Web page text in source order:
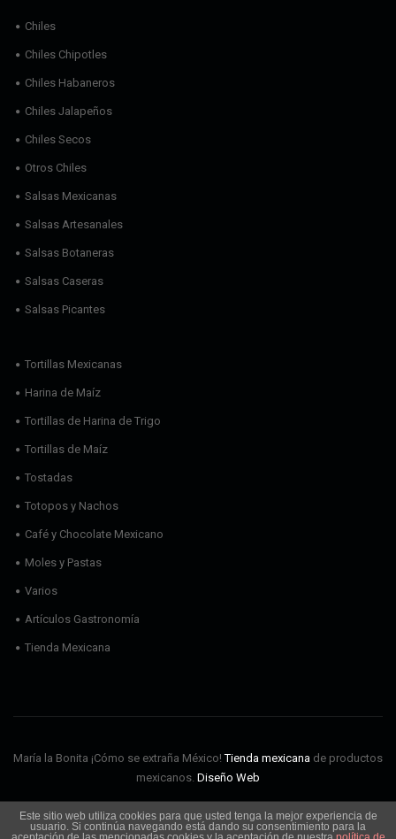
Este sitio web utiliza cookies para que usted tenga la mejor experiencia de
usuario. Si continúa navegando está dando su consentimiento para la
Chiles
Chiles Chipotles
Chiles Habaneros
Chiles Jalapeños
Chiles Secos
Otros Chiles
Salsas Mexicanas
Salsas Artesanales
Salsas Botaneras
Salsas Caseras
Salsas Picantes
Tortillas Mexicanas
Harina de Maíz
Tortillas de Harina de Trigo
Tortillas de Maíz
Tostadas
Totopos y Nachos
Café y Chocolate Mexicano
Moles y Pastas
Varios
Artículos Gastronomía
Tienda Mexicana
María la Bonita ¡Cómo se extraña México!Tienda mexicana de productos
mexicanos. Diseño Web
Envíos Aviso Legal Política de cookies
Política de privacidad